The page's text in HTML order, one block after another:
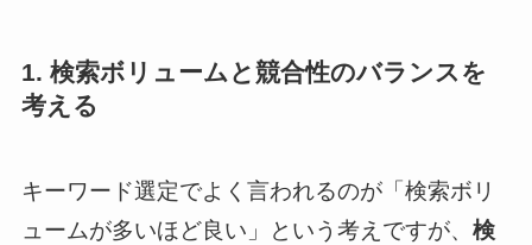
1. 検索ボリュームと競合性のバランスを
考える
キーワード選定でよく言われるのが「検索ボリ
ュームが多いほど良い」という考えですが、 検